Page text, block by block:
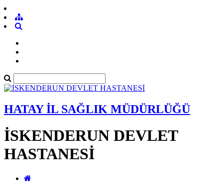
HATAY İL SAĞLIK MÜDÜRLÜĞÜ
İSKENDERUN DEVLET
HASTANESİ